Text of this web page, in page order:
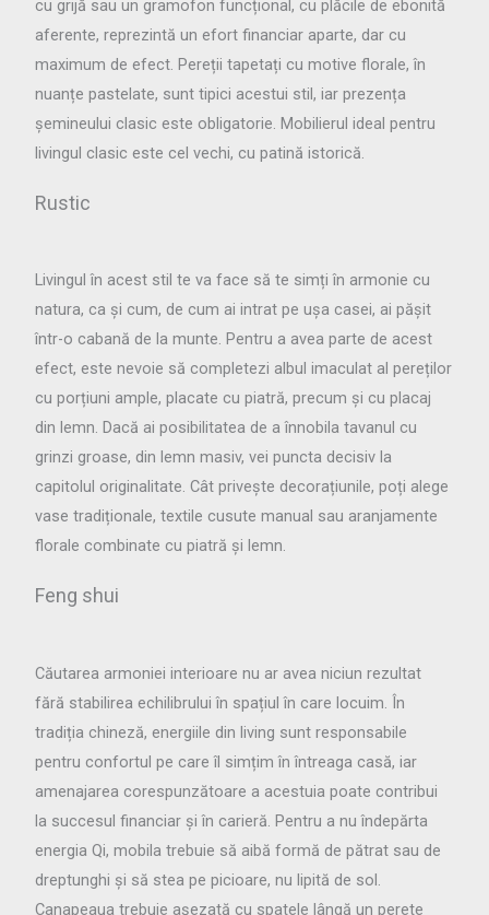
cu grijă sau un gramofon funcțional, cu plăcile de ebonită
aferente, reprezintă un efort financiar aparte, dar cu
maximum de efect. Pereții tapetați cu motive florale, în
nuanțe pastelate, sunt tipici acestui stil, iar prezența
șemineului clasic este obligatorie. Mobilierul ideal pentru
livingul clasic este cel vechi, cu patină istorică.
Rustic
Livingul în acest stil te va face să te simți în armonie cu
natura, ca și cum, de cum ai intrat pe ușa casei, ai pășit
într-o cabană de la munte. Pentru a avea parte de acest
efect, este nevoie să completezi albul imaculat al pereților
cu porțiuni ample, placate cu piatră, precum și cu placaj
din lemn. Dacă ai posibilitatea de a înnobila tavanul cu
grinzi groase, din lemn masiv, vei puncta decisiv la
capitolul originalitate. Cât privește decorațiunile, poți alege
vase tradiționale, textile cusute manual sau aranjamente
florale combinate cu piatră și lemn.
Feng shui
Căutarea armoniei interioare nu ar avea niciun rezultat
fără stabilirea echilibrului în spațiul în care locuim. În
tradiția chineză, energiile din living sunt responsabile
pentru confortul pe care îl simțim în întreaga casă, iar
amenajarea corespunzătoare a acestuia poate contribui
la succesul financiar și în carieră. Pentru a nu îndepărta
energia Qi, mobila trebuie să aibă formă de pătrat sau de
dreptunghi și să stea pe picioare, nu lipită de sol.
Canapeaua trebuie așezată cu spatele lângă un perete